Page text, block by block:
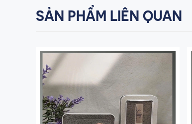
SẢN PHẨM LIÊN QUAN